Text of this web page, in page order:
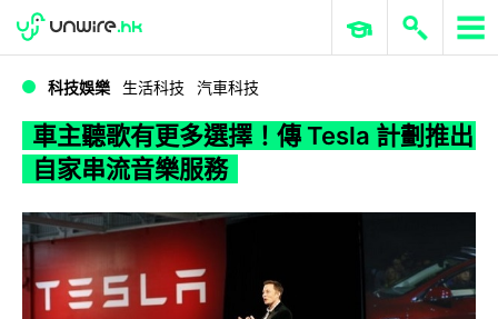
WWDC 2026 ERP 與商業 AI
科技娛樂 生活科技 汽車科技
車主聽歌有更多選擇！傳 Tesla 計劃推出
自家串流音樂服務